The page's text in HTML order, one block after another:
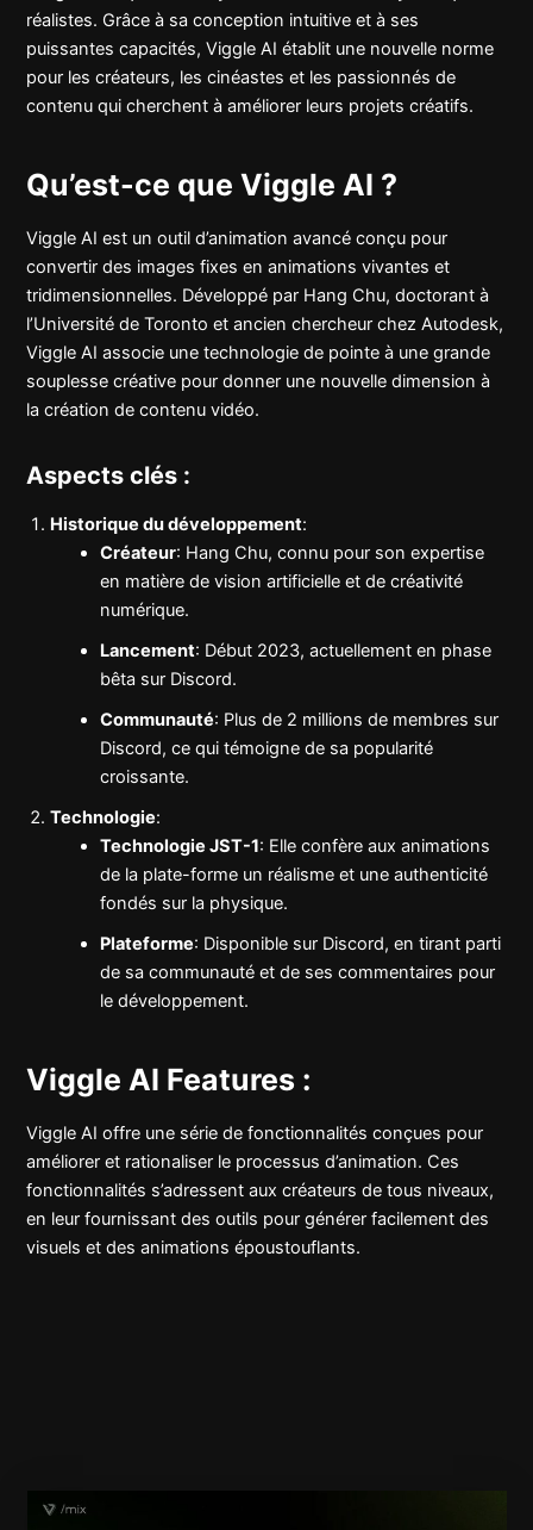
réalistes. Grâce à sa conception intuitive et à ses
puissantes capacités, Viggle AI établit une nouvelle norme
pour les créateurs, les cinéastes et les passionnés de
contenu qui cherchent à améliorer leurs projets créatifs.
Qu’est-ce que Viggle AI ?
Viggle AI est un outil d’animation avancé conçu pour
convertir des images fixes en animations vivantes et
tridimensionnelles. Développé par Hang Chu, doctorant à
l’Université de Toronto et ancien chercheur chez Autodesk,
Viggle AI associe une technologie de pointe à une grande
souplesse créative pour donner une nouvelle dimension à
la création de contenu vidéo.
Aspects clés :
Historique du développement:
Créateur: Hang Chu, connu pour son expertise
en matière de vision artificielle et de créativité
numérique.
Lancement: Début 2023, actuellement en phase
bêta sur Discord.
Communauté: Plus de 2 millions de membres sur
Discord, ce qui témoigne de sa popularité
croissante.
Technologie:
Technologie JST-1: Elle confère aux animations
de la plate-forme un réalisme et une authenticité
fondés sur la physique.
Plateforme: Disponible sur Discord, en tirant parti
de sa communauté et de ses commentaires pour
le développement.
Viggle AI Features :
Viggle AI offre une série de fonctionnalités conçues pour
améliorer et rationaliser le processus d’animation. Ces
fonctionnalités s’adressent aux créateurs de tous niveaux,
en leur fournissant des outils pour générer facilement des
visuels et des animations époustouflants.